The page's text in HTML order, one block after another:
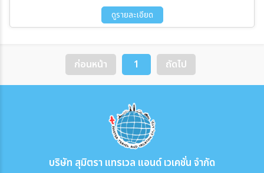
04 พ.ย. 69 - 08 พ.ย. 69
ดูรายละเอียด
ก่อนหน้า 1 ถัดไป
บริษัท สุมิตรา แทรเวล แอนด์ เวเคชั่น จำกัด